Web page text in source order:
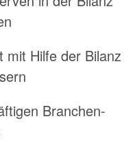
mit Hilfe der Bilanz
Branchen-